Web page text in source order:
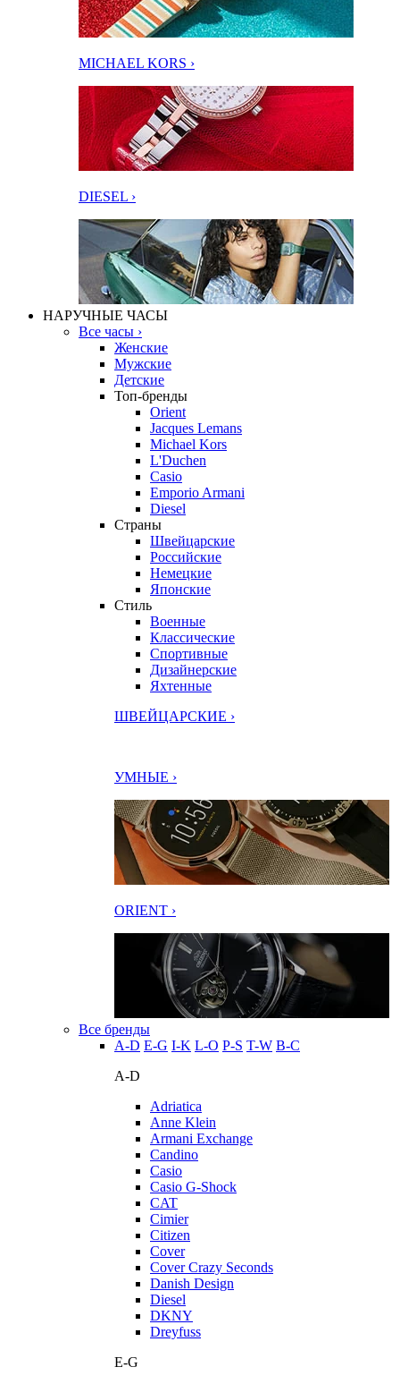
MICHAEL KORS ›
DIESEL ›
НАРУЧНЫЕ ЧАСЫ
Все часы ›
Женские
Мужские
Детские
Топ-бренды
Orient
Jacques Lemans
Michael Kors
L'Duchen
Casio
Emporio Armani
Diesel
Страны
Швейцарские
Российские
Немецкие
Японские
Стиль
Военные
Классические
Спортивные
Дизайнерские
Яхтенные
ШВЕЙЦАРСКИЕ ›
УМНЫЕ ›
ORIENT ›
Все бренды
A-D E-G I-K L-O P-S T-W В-С
A-D
Adriatica
Anne Klein
Armani Exchange
Candino
Casio
Casio G-Shock
CAT
Cimier
Citizen
Cover
Cover Crazy Seconds
Danish Design
Diesel
DKNY
Dreyfuss
E-G